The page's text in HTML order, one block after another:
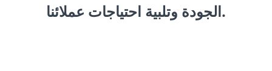
الجودة وتلبية احتياجات عملائنا.